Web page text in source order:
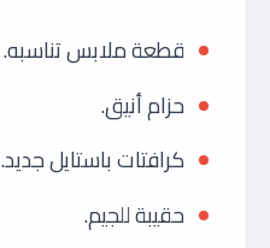
قطعة ملابس تناسبه.
حزام أنيق.
كرافتات باستايل جديد.
حقيبة للجيم.